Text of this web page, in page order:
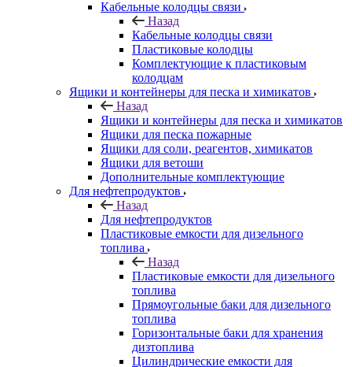
Кабельные колодцы связи
Назад
Кабельные колодцы связи
Пластиковые колодцы
Комплектующие к пластиковым
колодцам
Ящики и контейнеры для песка и химикатов
Назад
Ящики и контейнеры для песка и химикатов
Ящики для песка пожарные
Ящики для соли, реагентов, химикатов
Ящики для ветоши
Дополнительные комплектующие
Для нефтепродуктов
Назад
Для нефтепродуктов
Пластиковые емкости для дизельного
топлива
Назад
Пластиковые емкости для дизельного
топлива
Прямоугольные баки для дизельного
топлива
Горизонтальные баки для хранения
дизтоплива
Цилиндрические емкости для